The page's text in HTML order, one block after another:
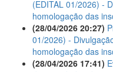
(EDITAL 01/2026) -
homologação das
(28/04/2026 20:27)
01/2026) -
homologação das
(28/04/2026 17:41)